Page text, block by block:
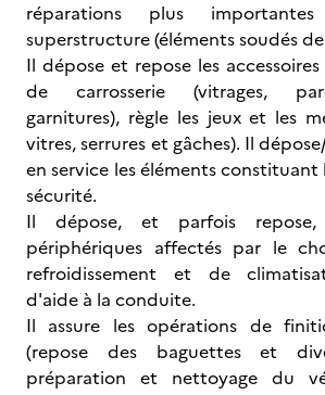
réparations plus
superstructure (éléments soudés de
Il dépose et repose les
de carrosserie (vitrages,
garnitures), règle les jeux et les
vitres, serrures et gâches). Il
en service les éléments
sécurité.
Il dépose, et parfois repose,
périphériques affectés par le
refroidissement et de
d'aide à la conduite.
Il assure les opérations de
(repose des baguettes et
préparation et nettoyage du